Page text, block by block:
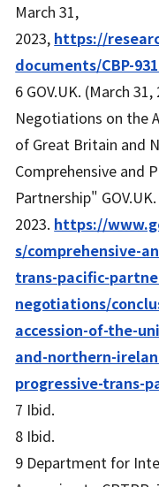
March 31,
2023, https://
documents/CBP-
6 GOV.UK. (March
Negotiations on the
of Great Britain and
Comprehensive and
Partnership"
2023. https://
s/comprehensive-
trans-pacific-
negotiations/
accession-of-the-
and-northern-
progressive-trans-
7 Ibid.
8 Ibid.
9 Department for